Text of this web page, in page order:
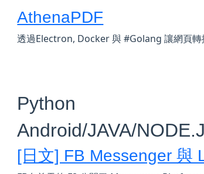
AthenaPDF
透過Electron, Docker 與 #‎Golang 讓網頁轉
Python
Android/JAVA/
[日文] FB Messenger 與